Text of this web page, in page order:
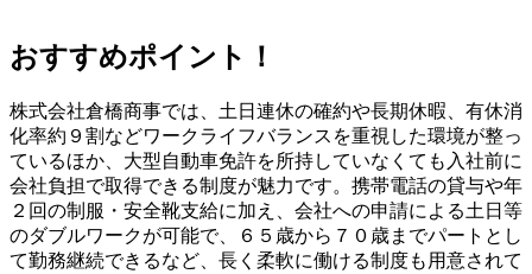
おすすめポイント！
株式会社倉橋商事では、土日連休の確約や長期休暇、有休消
化率約９割などワークライフバランスを重視した環境が整っ
ているほか、大型自動車免許を所持していなくても入社前に
会社負担で取得できる制度が魅力です。携帯電話の貸与や年
２回の制服・安全靴支給に加え、会社への申請による土日等
のダブルワークが可能で、６５歳から７０歳までパートとし
て勤務継続できるなど、長く柔軟に働ける制度も用意されて